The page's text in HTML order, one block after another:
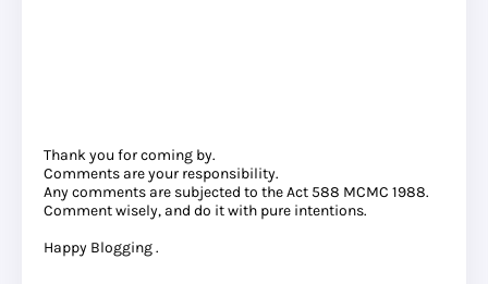
Thank you for coming by.
Comments are your responsibility.
Any comments are subjected to the Act 588 MCMC 1988.
Comment wisely, and do it with pure intentions.
Happy Blogging .